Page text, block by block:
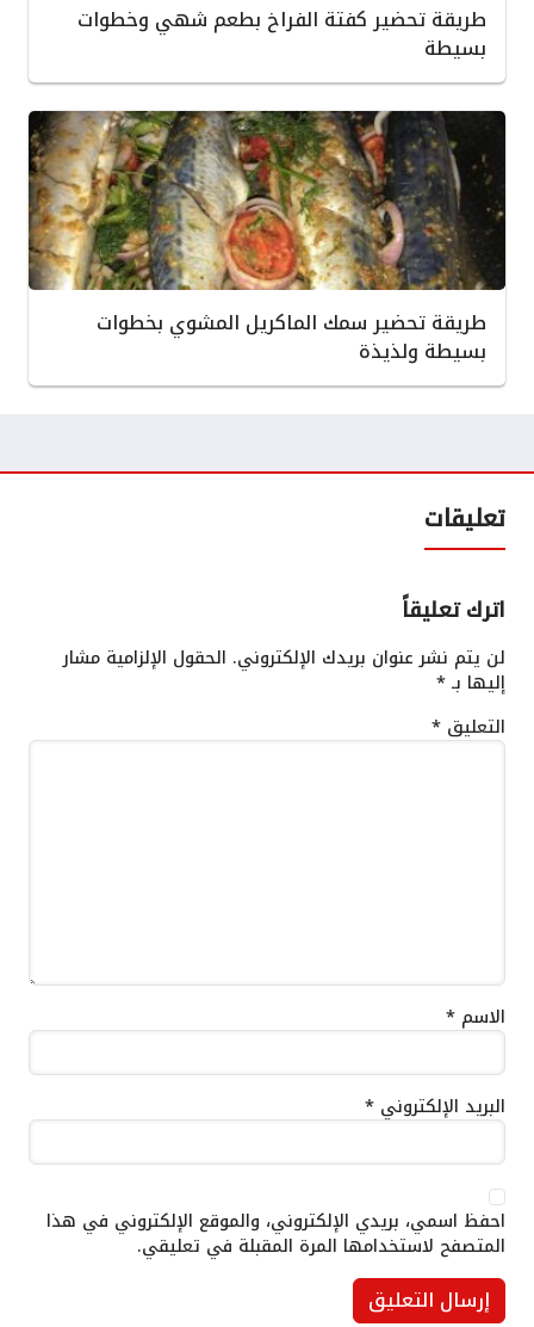
طريقة تحضير كفتة الفراخ بطعم شهي وخطوات
بسيطة
طريقة تحضير سمك الماكريل المشوي بخطوات
بسيطة ولذيذة
تعليقات
اترك تعليقاً
لن يتم نشر عنوان بريدك الإلكتروني. الحقول الإلزامية مشار
إليها بـ*
التعليق *
الاسم *
البريد الإلكتروني *
احفظ اسمي، بريدي الإلكتروني، والموقع الإلكتروني في هذا
المتصفح لاستخدامها المرة المقبلة في تعليقي.